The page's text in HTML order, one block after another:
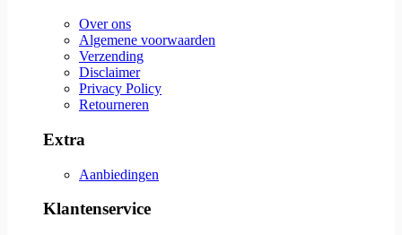
Over ons
Algemene voorwaarden
Verzending
Disclaimer
Privacy Policy
Retourneren
Extra
Aanbiedingen
Klantenservice